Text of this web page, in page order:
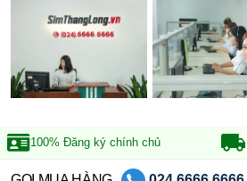
100% Đăng ký chính chủ